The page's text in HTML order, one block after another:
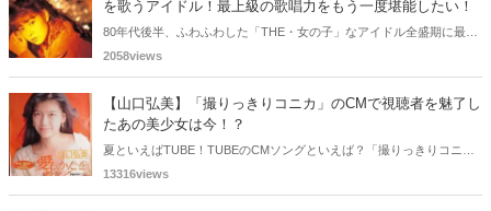
美ゆかりの出演作や、ブレイクを逃してしまった不運な出来事につい
てご紹介します。
を歌うアイドル！最上級の歌唱力をもう一度堪能したい！
80年代後半、ふわふわした「THE・女の子」なアイドル全盛期に最高
の歌唱力と、ハードなロックを歌うアイドル仲村知夏さんを覚えてい
ム感！時代的にブレイクは厳しかったのですが、知夏さんの素晴らし
い歌声と軌跡をまとめてみました♪
2058views
【山口弘美】「撮りっきりコニカ」のCMで視聴者を魅了し
たあの美少女は今！？
夏といえばTUBE！TUBEのCMソングといえば？「撮りっきりコニ
カ」のCMで微笑む山口弘美さんを思い出しませんか？あの美しい弘
13316views